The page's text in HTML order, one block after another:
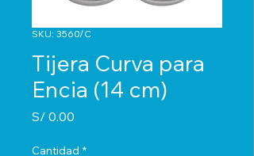
SKU: 3560/C
Tijera Curva para
Encia (14 cm)
S/ 0.00
Cantidad *